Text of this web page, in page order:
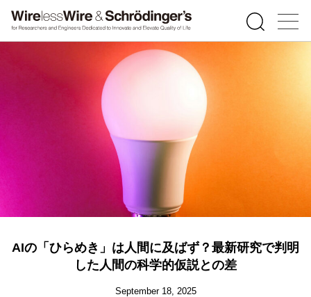
AIの「ひらめき」は人間に及ばず？最新研究で判明
した人間の科学的仮説との差
September 18, 2025